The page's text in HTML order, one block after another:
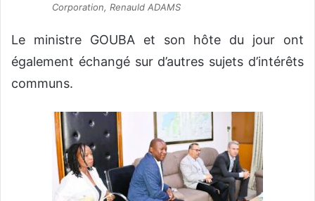
Corporation, Renauld ADAMS
Le ministre GOUBA et son hôte du jour ont
également échangé sur d’autres sujets d’intérêts
communs.